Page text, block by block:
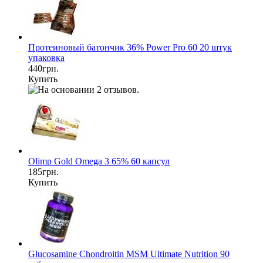
Протеиновый батончик 36% Power Pro 60 20 штук
упаковка
440грн.
Купить
Olimp Gold Omega 3 65% 60 капсул
185грн.
Купить
Glucosamine Chondroitin MSM Ultimate Nutrition 90